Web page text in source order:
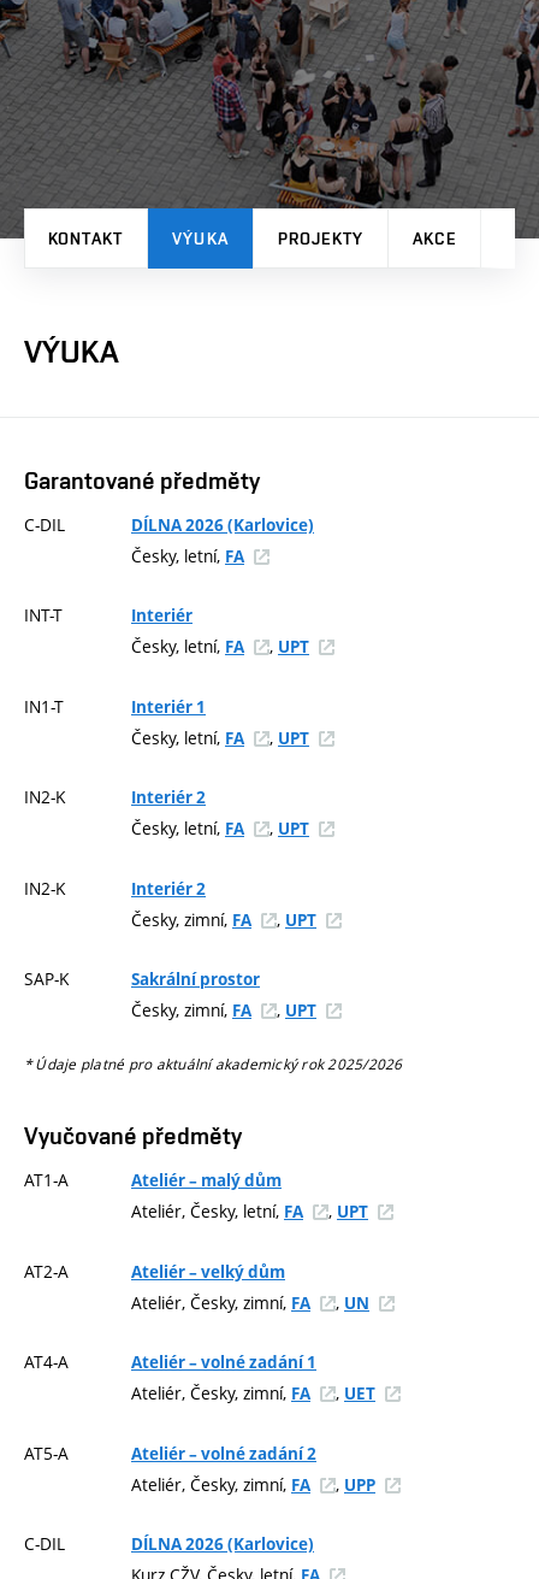
KONTAKT VÝUKA PROJEKTY AKCE
VÝUKA
Garantované předměty
C-DIL DÍLNA 2026 (Karlovice)
Česky, letní, FA
INT-T Interiér
Česky, letní, FA , UPT
IN1-T Interiér 1
Česky, letní, FA , UPT
IN2-K Interiér 2
Česky, letní, FA , UPT
IN2-K Interiér 2
Česky, zimní, FA , UPT
SAP-K Sakrální prostor
Česky, zimní, FA , UPT
* Údaje platné pro aktuální akademický rok 2025/2026
Vyučované předměty
AT1-A Ateliér – malý dům
Ateliér, Česky, letní, FA , UPT
AT2-A Ateliér – velký dům
Ateliér, Česky, zimní, FA , UN
AT4-A Ateliér – volné zadání 1
Ateliér, Česky, zimní, FA , UET
AT5-A Ateliér – volné zadání 2
Ateliér, Česky, zimní, FA , UPP
C-DIL DÍLNA 2026 (Karlovice)